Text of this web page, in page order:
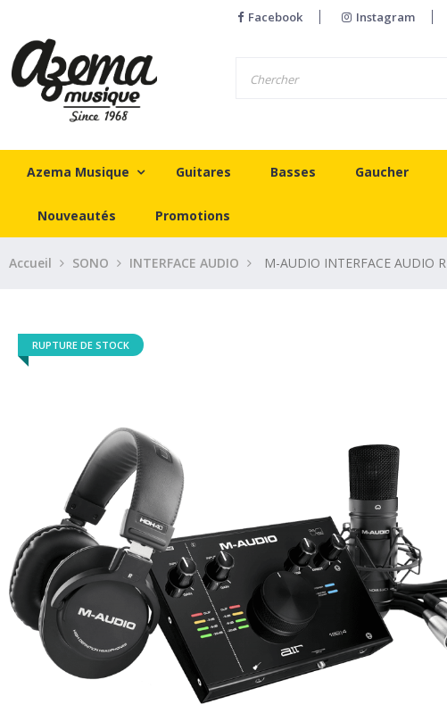
Facebook Instagram
Azema Musique Guitares Basses Gaucher
Nouveautés Promotions
Accueil SONO INTERFACE AUDIO M-AUDIO INTERFACE AUDIO
RUPTURE DE STOCK